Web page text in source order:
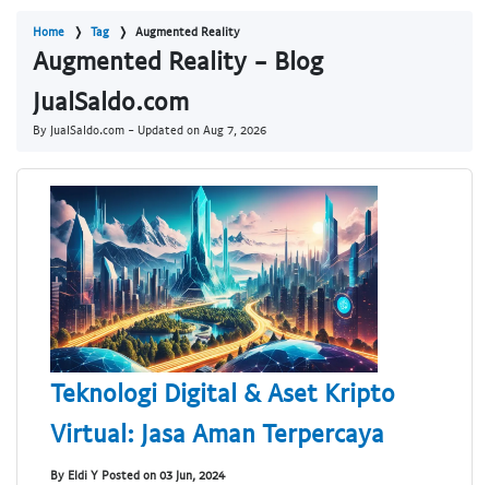
Home Tag Augmented Reality
Augmented Reality - Blog
JualSaldo.com
By JualSaldo.com - Updated on Aug 7, 2026
Teknologi Digital & Aset Kripto
Virtual: Jasa Aman Terpercaya
By Eldi Y Posted on 03 Jun, 2024